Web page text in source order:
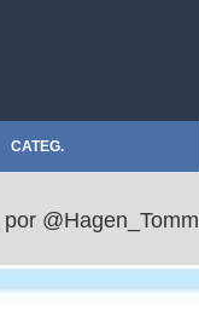
CATEG.
@Hagen_Tomm